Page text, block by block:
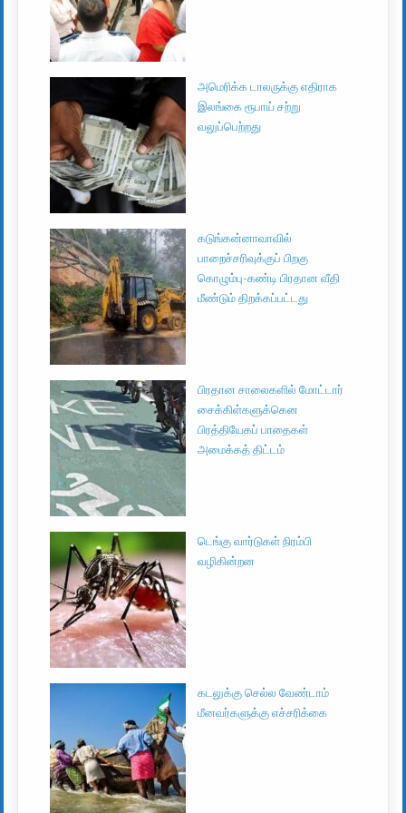
அமெரிக்க டாலருக்கு எதிராக
இலங்கை ரூபாய் சற்று
வலுப்பெற்றது
கடுங்கன்னாவாவில்
பாறைச்சரிவுக்குப் பிறகு
கொழும்பு-கண்டி பிரதான வீதி
மீண்டும் திறக்கப்பட்டது
பிரதான சாலைகளில் மோட்டார்
சைக்கிள்களுக்கென
பிரத்தியேகப் பாதைகள்
அமைக்கத் திட்டம்
டெங்கு வார்டுகள் நிரம்பி
வழிகின்றன
கடலுக்கு செல்ல வேண்டாம்
மீனவர்களுக்கு எச்சரிக்கை